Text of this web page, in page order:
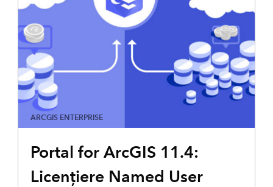
ARCGIS ENTERPRISE
Portal for ArcGIS 11.4:
Licențiere Named User